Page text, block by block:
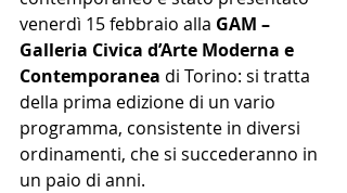
venerdì 15 febbraio alla GAM –
Galleria Civica d’Arte Moderna e
Contemporanea di Torino: si tratta
della prima edizione di un vario
programma, consistente in diversi
ordinamenti, che si succederanno in
un paio di anni.